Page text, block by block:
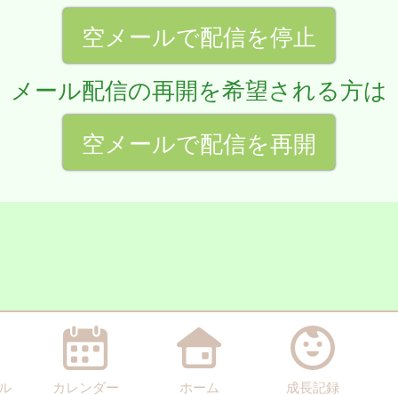
空メールで配信を停止
メール配信の再開を希望される方は
空メールで配信を再開
カレンダー ホーム 成長記録